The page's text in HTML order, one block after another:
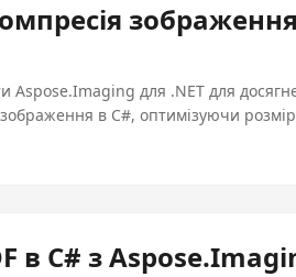
Aspose.Imaging для .NET для
зображення в C#, оптимізуючи
в C# з